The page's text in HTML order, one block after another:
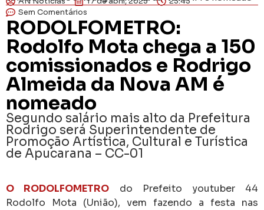
Sem Comentários
RODOLFOMETRO:
Rodolfo Mota chega a 150
comissionados e Rodrigo
Almeida da Nova AM é
nomeado
Segundo salário mais alto da Prefeitura
Rodrigo será Superintendente de
Promoção Artística, Cultural e Turística
de Apucarana – CC-01
O RODOLFOMETRO do Prefeito youtuber 44
Rodolfo Mota (União), vem fazendo a festa nas